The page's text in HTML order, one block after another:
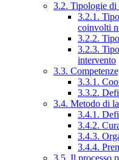
3.2. Tipologie di
3.2.1.
coinvolti
3.2.2.
3.2.3.
intervento
3.3.
3.3.1.
3.3.2.
3.4. Metodo di
3.4.1.
3.4.2.
3.4.3.
3.4.4.
3.5. Il processo